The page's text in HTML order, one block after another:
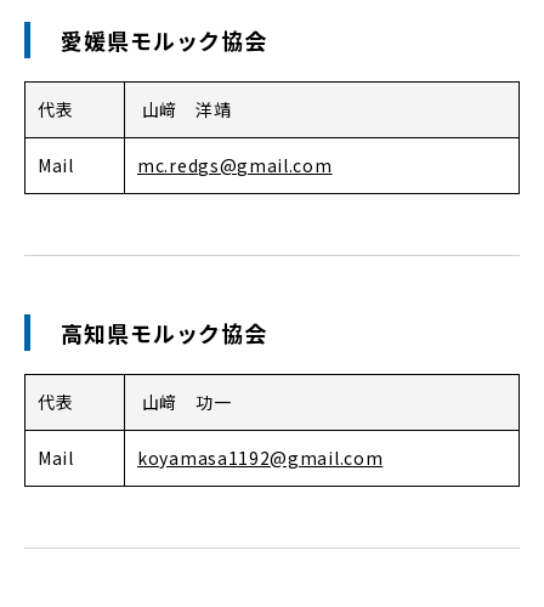
愛媛県モルック協会
代表 山﨑 洋靖
Mail mc.redgs@gmail.com
高知県モルック協会
代表 山﨑 功一
Mail koyamasa1192@gmail.com